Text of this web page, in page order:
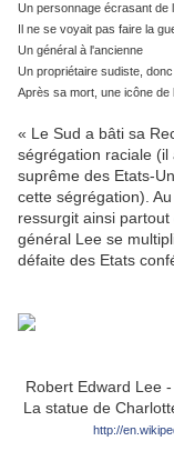
Un personnage écrasant de
Il ne se voyait pas faire la
Un général à l'ancienne
Un propriétaire sudiste,
Après sa mort, une icône de
« Le Sud a bâti sa
ségrégation raciale
suprême des Etats-
cette ségrégation).
ressurgit ainsi
général Lee se
défaite des Etats
Robert Edward Lee -
La statue de
http://